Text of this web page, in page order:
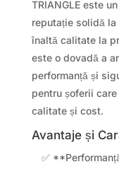
TRIANGLE este
reputație solidă
înaltă calitate la
este o dovadă a
performanță și
pentru șoferii
calitate și cost.
Avantaje și
✅